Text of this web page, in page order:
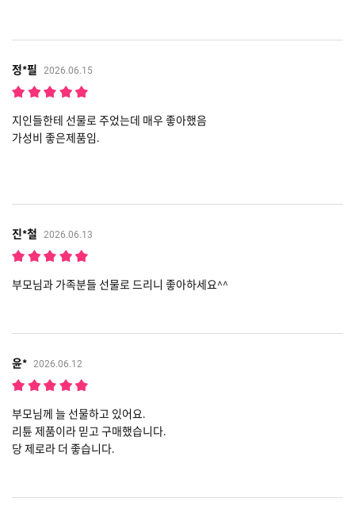
정*필 2026.06.15
지인들한테 선물로 주었는데 매우 좋아했음
가성비 좋은제품임.
진*철 2026.06.13
부모님과 가족분들 선물로 드리니 좋아하세요^^
윤* 2026.06.12
부모님께 늘 선물하고 있어요.
리튠 제품이라 믿고 구매했습니다.
당 제로라 더 좋습니다.